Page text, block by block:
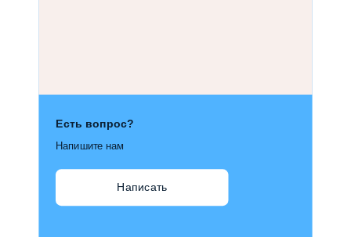
Есть вопрос?
Напишите нам
Написать